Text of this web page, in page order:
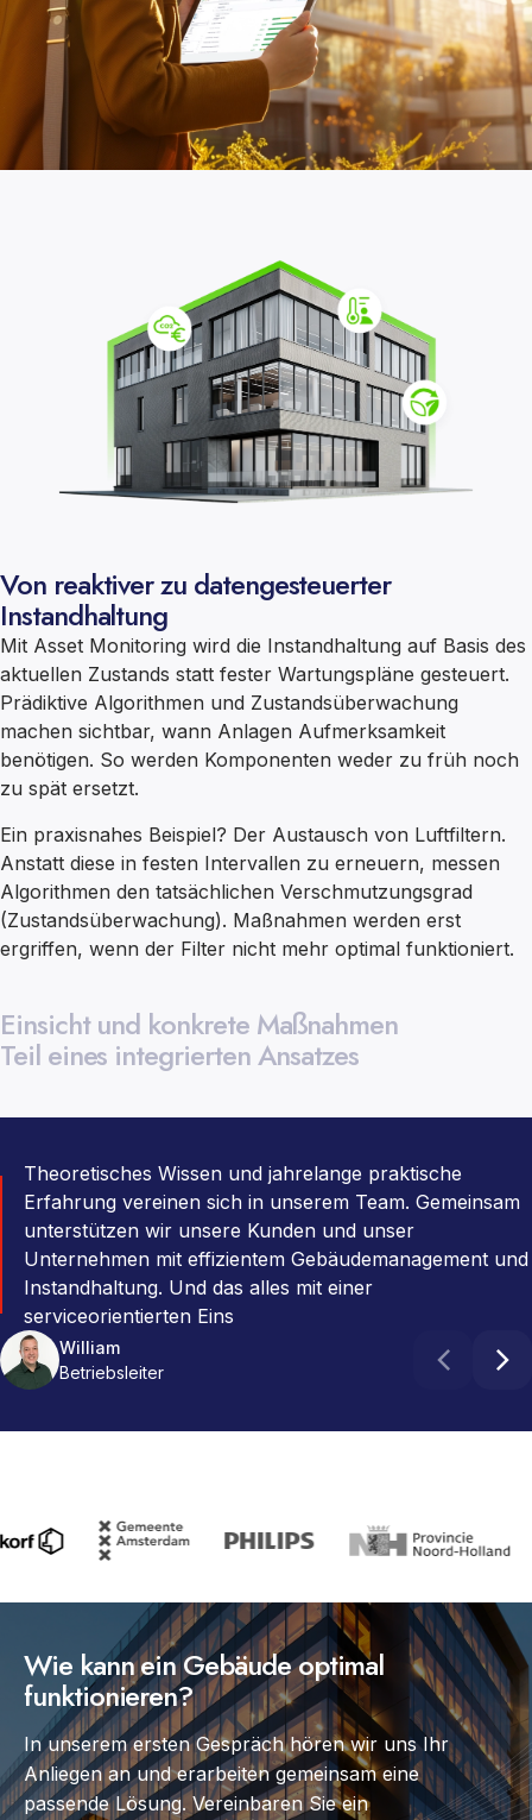
Von reaktiver zu datengesteuerter
Instandhaltung
Mit Asset Monitoring wird die Instandhaltung auf Basis des
aktuellen Zustands statt fester Wartungspläne gesteuert.
Prädiktive Algorithmen und Zustandsüberwachung
machen sichtbar, wann Anlagen Aufmerksamkeit
benötigen. So werden Komponenten weder zu früh noch
zu spät ersetzt.
Ein praxisnahes Beispiel? Der Austausch von Luftfiltern.
Anstatt diese in festen Intervallen zu erneuern, messen
Algorithmen den tatsächlichen Verschmutzungsgrad
(Zustandsüberwachung). Maßnahmen werden erst
ergriffen, wenn der Filter nicht mehr optimal funktioniert.
Einsicht und konkrete Maßnahmen
Teil eines integrierten Ansatzes
Theoretisches Wissen und jahrelange praktische
Erfahrung vereinen sich in unserem Team. Gemeinsam
unterstützen wir unsere Kunden und unser
Unternehmen mit effizientem Gebäudemanagement und
Instandhaltung. Und das alles mit einer
serviceorientierten Eins
William
Betriebsleiter
Robbert
Teamleiter PULSE-Spezialisten
Anne
PULSE-Berater
Roderik
Geschäftsentwicklung
Barry
Manager PULSE CORE
Wie kann ein Gebäude optimal
funktionieren?
In unserem ersten Gespräch hören wir uns Ihr
Anliegen an und erarbeiten gemeinsam eine
passende Lösung. Vereinbaren Sie ein